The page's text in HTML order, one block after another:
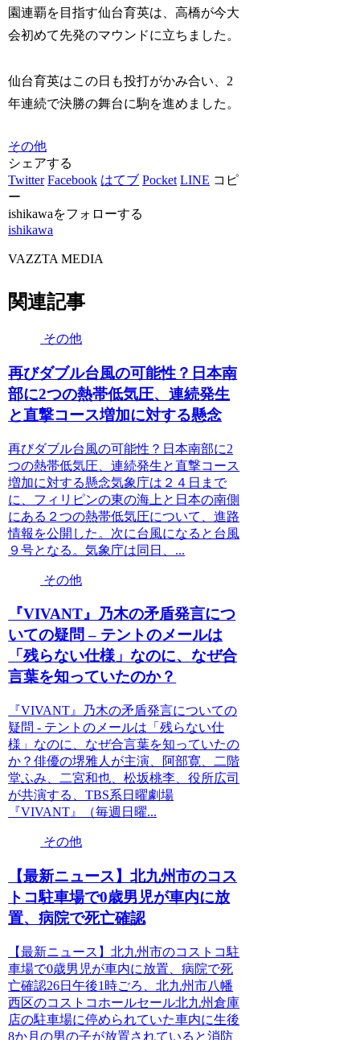
園連覇を目指す仙台育英は、高橋が今大
会初めて先発のマウンドに立ちました。
仙台育英はこの日も投打がかみ合い、2
年連続で決勝の舞台に駒を進めました。
その他
シェアする
Twitter Facebook はてブ Pocket LINE コピ
ー
ishikawaをフォローする
ishikawa
VAZZTA MEDIA
関連記事
その他
再びダブル台風の可能性？日本南
部に2つの熱帯低気圧、連続発生
と直撃コース増加に対する懸念
再びダブル台風の可能性？日本南部に2
つの熱帯低気圧、連続発生と直撃コース
増加に対する懸念気象庁は２４日まで
に、フィリピンの東の海上と日本の南側
にある２つの熱帯低気圧について、進路
情報を公開した。次に台風になると台風
９号となる。気象庁は同日、...
その他
『VIVANT』乃木の矛盾発言につ
いての疑問 – テントのメールは
「残らない仕様」なのに、なぜ合
言葉を知っていたのか？
『VIVANT』乃木の矛盾発言についての
疑問 - テントのメールは「残らない仕
様」なのに、なぜ合言葉を知っていたの
か？俳優の堺雅人が主演、阿部寛、二階
堂ふみ、二宮和也、松坂桃李、役所広司
が共演する、TBS系日曜劇場
『VIVANT』（毎週日曜...
その他
【最新ニュース】北九州市のコス
トコ駐車場で0歳男児が車内に放
置、病院で死亡確認
【最新ニュース】北九州市のコストコ駐
車場で0歳男児が車内に放置、病院で死
亡確認26日午後1時ごろ、北九州市八幡
西区のコストコホールセール北九州倉庫
店の駐車場に停められていた車内に生後
8か月の男の子が放置されていると消防